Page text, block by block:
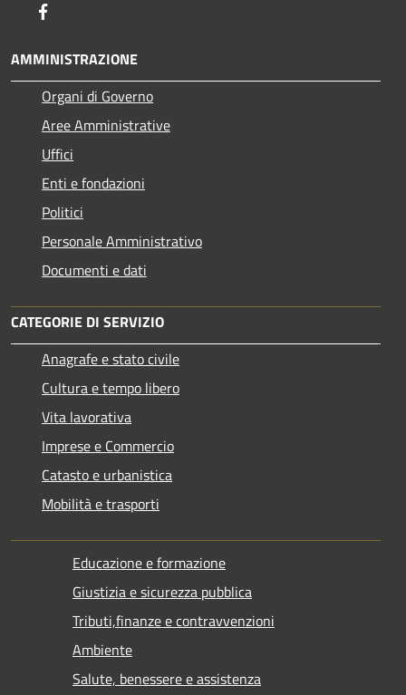
AMMINISTRAZIONE
Organi di Governo
Aree Amministrative
Uffici
Enti e fondazioni
Politici
Personale Amministrativo
Documenti e dati
CATEGORIE DI SERVIZIO
Anagrafe e stato civile
Cultura e tempo libero
Vita lavorativa
Imprese e Commercio
Catasto e urbanistica
Mobilità e trasporti
Educazione e formazione
Giustizia e sicurezza pubblica
Tributi,finanze e contravvenzioni
Ambiente
Salute, benessere e assistenza